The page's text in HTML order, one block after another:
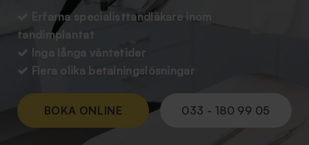
Erfarna specialisttandläkare inom
tandimplantat
 Inga långa väntetider
 Flera olika betalningslösningar
BOKA ONLINE 033 - 180 99 05